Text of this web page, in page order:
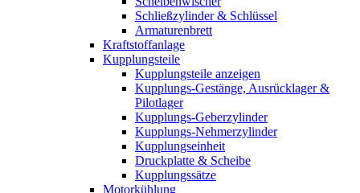
Schließzylinder & Schlüssel
Armaturenbrett
Kraftstoffanlage
Kupplungsteile
Kupplungsteile anzeigen
Kupplungs-Gestänge, Ausrücklager &
Pilotlager
Kupplungs-Geberzylinder
Kupplungs-Nehmerzylinder
Kupplungseinheit
Druckplatte & Scheibe
Kupplungssätze
Motorkühlung